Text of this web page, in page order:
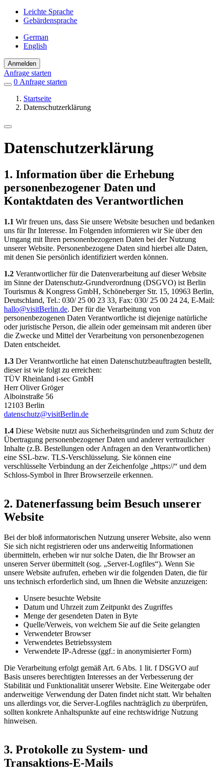
Leichte Sprache
Gebärdensprache
German
English
Anmelden
Anfrage starten
0 Einträge
Favoriten
Anfrage starten
Startseite
Datenschutzerklärung
Datenschutzerklärung
1. Information über die Erhebung
personenbezogener Daten und
Kontaktdaten des Verantwortlichen
1.1 Wir freuen uns, dass Sie unsere Website besuchen und bedanken
uns für Ihr Interesse. Im Folgenden informieren wir Sie über den
Umgang mit Ihren personenbezogenen Daten bei der Nutzung
unserer Website. Personenbezogene Daten sind hierbei alle Daten,
mit denen Sie persönlich identifiziert werden können.
1.2 Verantwortlicher für die Datenverarbeitung auf dieser Website
im Sinne der Datenschutz-Grundverordnung (DSGVO) ist Berlin
Tourismus & Kongress GmbH, Schöneberger Str. 15, 10963 Berlin,
Deutschland, Tel.: 030/ 25 00 23 33, Fax: 030/ 25 00 24 24, E-Mail:
hallo@visitBerlin.de. Der für die Verarbeitung von
personenbezogenen Daten Verantwortliche ist diejenige natürliche
oder juristische Person, die allein oder gemeinsam mit anderen über
die Zwecke und Mittel der Verarbeitung von personenbezogenen
Daten entscheidet.
1.3 Der Verantwortliche hat einen Datenschutzbeauftragten bestellt,
dieser ist wie folgt zu erreichen:
TÜV Rheinland i-sec GmbH
Herr Oliver Gröger
Alboinstraße 56
12103 Berlin
datenschutz@visitBerlin.de
1.4 Diese Website nutzt aus Sicherheitsgründen und zum Schutz der
Übertragung personenbezogener Daten und anderer vertraulicher
Inhalte (z.B. Bestellungen oder Anfragen an den Verantwortlichen)
eine SSL-bzw. TLS-Verschlüsselung. Sie können eine
verschlüsselte Verbindung an der Zeichenfolge „https://“ und dem
Schloss-Symbol in Ihrer Browserzeile erkennen.
2. Datenerfassung beim Besuch unserer
Website
Bei der bloß informatorischen Nutzung unserer Website, also wenn
Sie sich nicht registrieren oder uns anderweitig Informationen
übermitteln, erheben wir nur solche Daten, die Ihr Browser an
unseren Server übermittelt (sog. „Server-Logfiles“). Wenn Sie
unsere Website aufrufen, erheben wir die folgenden Daten, die für
uns technisch erforderlich sind, um Ihnen die Website anzuzeigen:
Unsere besuchte Website
Datum und Uhrzeit zum Zeitpunkt des Zugriffes
Menge der gesendeten Daten in Byte
Quelle/Verweis, von welchem Sie auf die Seite gelangten
Verwendeter Browser
Verwendetes Betriebssystem
Verwendete IP-Adresse (ggf.: in anonymisierter Form)
Die Verarbeitung erfolgt gemäß Art. 6 Abs. 1 lit. f DSGVO auf
Basis unseres berechtigten Interesses an der Verbesserung der
Stabilität und Funktionalität unserer Website. Eine Weitergabe oder
anderweitige Verwendung der Daten findet nicht statt. Wir behalten
uns allerdings vor, die Server-Logfiles nachträglich zu überprüfen,
sollten konkrete Anhaltspunkte auf eine rechtswidrige Nutzung
hinweisen.
3. Protokolle zu System- und
Transaktions-E-Mails